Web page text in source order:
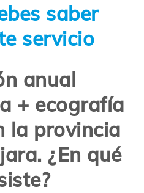
saber
servicio
anual
+ ecografía
la provincia
¿En qué